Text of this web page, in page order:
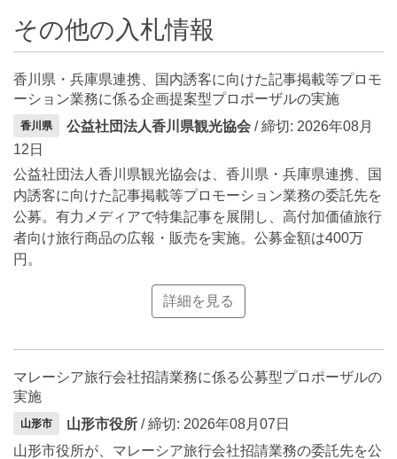
その他の入札情報
香川県・兵庫県連携、国内誘客に向けた記事掲載等プロモ
ーション業務に係る企画提案型プロポーザルの実施
香川県 公益社団法人香川県観光協会 / 締切: 2026年08月
12日
公益社団法人香川県観光協会は、香川県・兵庫県連携、国
内誘客に向けた記事掲載等プロモーション業務の委託先を
公募。有力メディアで特集記事を展開し、高付加価値旅行
者向け旅行商品の広報・販売を実施。公募金額は400万
円。
詳細を見る
マレーシア旅行会社招請業務に係る公募型プロポーザルの
実施
山形市 山形市役所 / 締切: 2026年08月07日
山形市役所が、マレーシア旅行会社招請業務の委託先を公